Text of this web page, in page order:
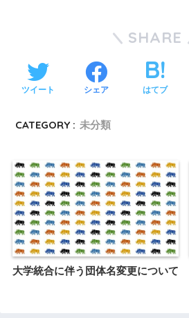
SHARE
ツイート シェア はてブ
CATEGORY : 未分類
大学統合に伴う団体名変更について